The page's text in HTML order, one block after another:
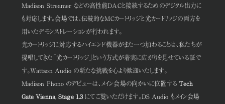
Madison Streamer などの高性能DACと接続するためのデジタル出力に
も対応します。会場では、伝統的なMCカートリッジと光カートリッジの両方を
用いたデモンストレーションが行われます。
光カートリッジに対応するハイエンド機器がまた一つ加わることは、私たちが
提唱してきた「光カートリッジ」という方式が着実に広がりを見せている証で
す。Wattson Audio の新たな挑戦を心より歓迎いたします。
Madison Phono のデビューは、メイン会場の向かいに位置する Tech
Gate Vienna, Stage 1.3 にてご覧いただけます。DS Audio もメイン会場